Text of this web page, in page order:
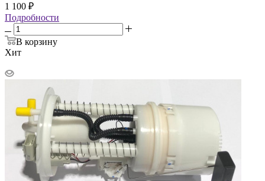
1 100 ₽
Подробности
В корзину
Хит